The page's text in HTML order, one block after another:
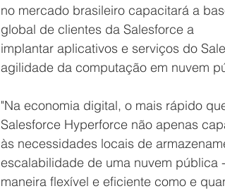
no mercado brasileiro capacitará a
global de clientes da Salesforce a
implantar aplicativos e serviços do
agilidade da computação em nuvem
"Na economia digital, o mais rápido
Salesforce Hyperforce não apenas
às necessidades locais de
escalabilidade de uma nuvem
maneira flexível e eficiente como e